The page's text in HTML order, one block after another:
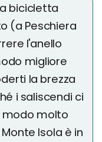
bicicletta
(a Peschiera
l'anello
migliore
la brezza
i saliscendi ci
modo molto
Isola è in